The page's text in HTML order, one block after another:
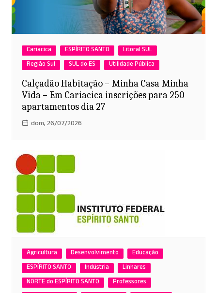
Cariacica ESPÍRITO SANTO
Litoral SUL
Região Sul
SUL do ES Utilidade Pública
Calçadão Habitação – Minha Casa Minha
Vida – Em Cariacica inscrições para 250
apartamentos dia 27
dom, 26/07/2026
Agricultura Desenvolvimento
Educação
ESPÍRITO SANTO
Indústria
Linhares
NORTE do ESPÍRITO SANTO
Professores